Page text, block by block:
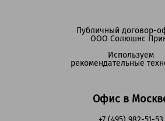
Офис в
Публичный договор-
ООО Солюшнс
Используем
рекомендательные